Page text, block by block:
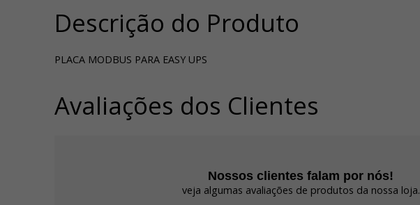
Descrição do Produto
PLACA MODBUS PARA EASY UPS
Avaliações dos Clientes
Nossos clientes falam por nós!
veja algumas avaliações de produtos da nossa loja.